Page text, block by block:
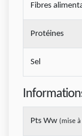
Fibres
Protéines
Sel
Pts Ww (mise